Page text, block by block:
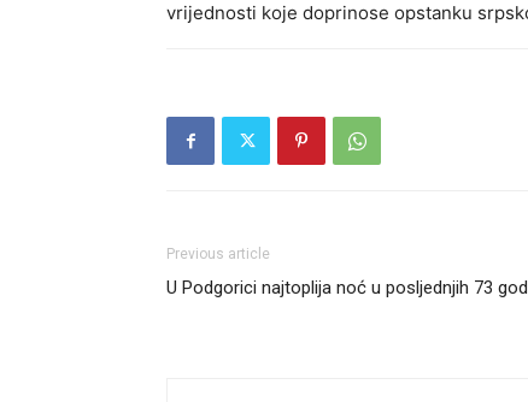
vrijednosti koje doprinose opstanku
Previous article
U Podgorici najtoplija noć u posljednjih 73